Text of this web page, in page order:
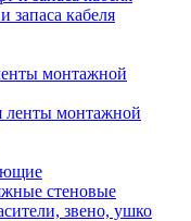
запаса кабеля
монтажной
монтажной
стеновые
звено, ушко